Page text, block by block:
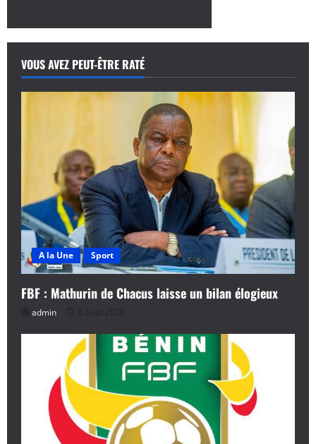
VOUS AVEZ PEUT-ÊTRE RATÉ
A la Une Sport
FBF : Mathurin de Chacus laisse un bilan élogieux
admin 6 août 2026